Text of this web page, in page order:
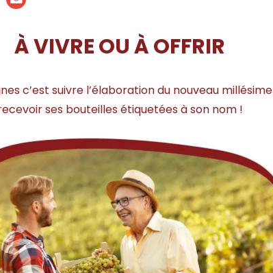
À VIVRE OU À OFFRIR
c’est suivre l’élaboration du nouveau
ses bouteilles étiquetées à son nom !